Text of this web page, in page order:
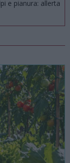
e pianura: allerta